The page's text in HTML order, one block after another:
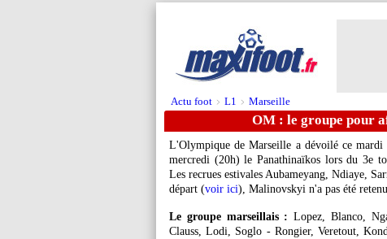
Actu foot > L1 > Marseille
OM : le groupe pour
L'Olympique de Marseille a dévoilé ce
mercredi (20h) le Panathinaïkos lors du 3e
Les recrues estivales Aubameyang, Ndiaye,
départ (voir ici), Malinovskyi n'a pas été
Le groupe marseillais :Lopez, Blanco,
Clauss, Lodi, Soglo - Rongier, Veretout,